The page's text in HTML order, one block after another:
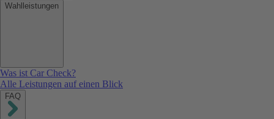
Wahlleistungen
Was ist Car Check?
Alle Leistungen auf einen Blick
FAQ